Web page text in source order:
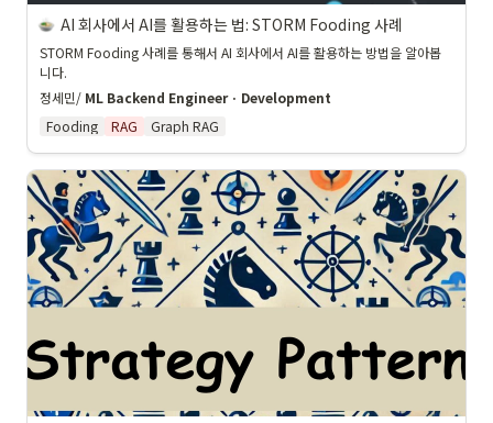
AI 회사에서 AI를 활용하는 법: STORM Fooding 사례
STORM Fooding 사례를 통해서 AI 회사에서 AI를 활용하는 방법을 알아봅
니다.
정세민/ ML Backend Engineer · Development
Fooding
RAG Graph RAG